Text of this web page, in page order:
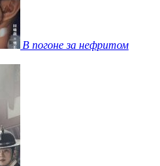
В погоне за нефритом